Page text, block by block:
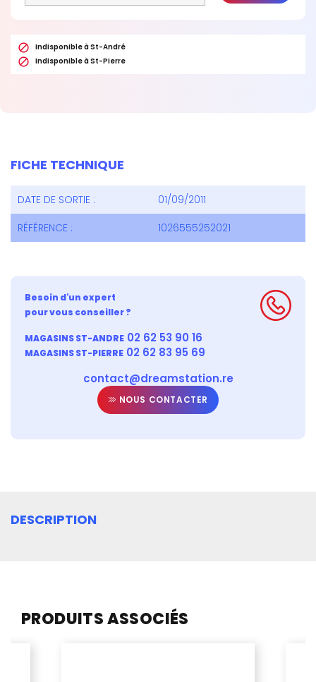
 Indisponible à St-André
 Indisponible à St-Pierre
FICHE TECHNIQUE
DATE DE SORTIE :
01/09/2011
RÉFÉRENCE :
1026555252021
Besoin d'un expert
pour vous conseiller ?
MAGASINS ST-ANDRE 02 62 53 90 16
MAGASINS ST-PIERRE 02 62 83 95 69
contact@dreamstation.re
NOUS CONTACTER
DESCRIPTION
PRODUITS ASSOCIÉS